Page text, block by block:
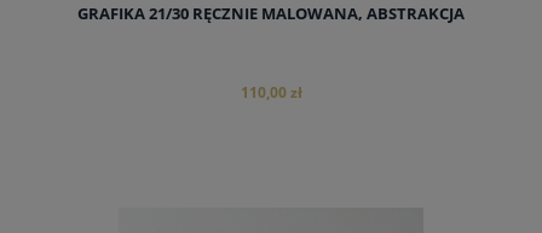
GRAFIKA 21/30 RĘCZNIE MALOWANA, ABSTRAKCJA
110,00 zł